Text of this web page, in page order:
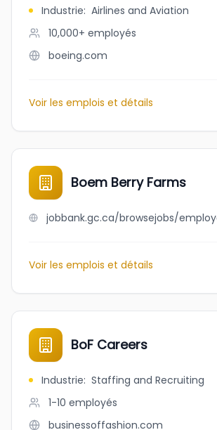
Industrie: Airlines and Aviation
10,000+ employés
boeing.com
Voir les emplois et détails
Boem Berry Farms
Voir les emplois et détails
BoF Careers
Industrie: Staffing and Recruiting
1-10 employés
businessoffashion.com